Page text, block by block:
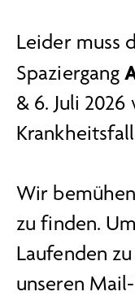
Leider muss
Spaziergang
& 6. Juli
Wir
zu finden.
Laufenden
unseren